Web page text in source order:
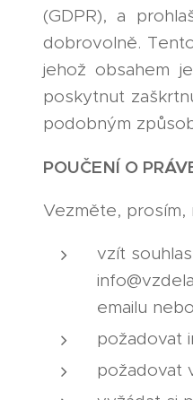
(GDPR), a
dobrovolně.
jehož obsahem
poskytnut
podobným
POUČENÍ O
Vezměte, prosím,
vzít
emailu
požadovat
požadovat